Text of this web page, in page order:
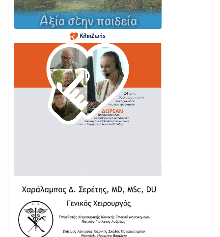
Σε φουλ ρυθμούς το τμήμα Βόνιτσα – Άγιος Νικόλαος
| Αυτοψία Καββαδά
Με Αρχιερατική Λαμπρότητα η Πανήγυρη της
Μεταμορφώσεως του Σωτήρος στο Γολέμι
03/08 • 07:45
Ενισχύεται η Πολιτική Προστασία στο Δήμο Αγρινίου
με δύο νέα υδροφόρα οχήματα
02/08 • 18:26
28/07 • 21:46
Διαβάστε την «Ναυπακτία» που κυκλοφορεί
24/07 • 11:31